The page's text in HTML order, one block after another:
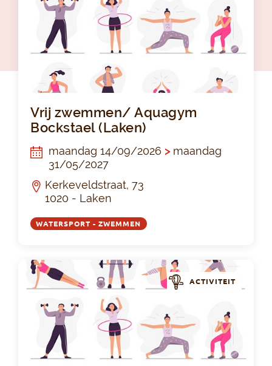
Vrij zwemmen/ Aquagym
Bockstael (Laken)
maandag 14/09/2026 >maandag
31/05/2027
Kerkeveldstraat, 73
1020 - Laken
WATERSPORT - ZWEMMEN
ACTIVITEIT